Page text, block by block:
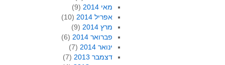
מאי 2014
(9)
אפריל 2014
(10)
מרץ 2014
(9)
פברואר 2014
(6)
ינואר 2014
(7)
דצמבר 2013
(7)